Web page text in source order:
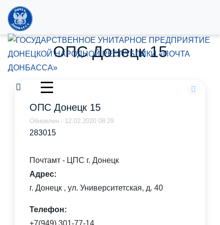
ОПС Донецк 15
ОПС Донецк 15
Обновлен - 12.02.2020 08:29
283015
Почтамт - ЦПС г. Донецк
Адрес:
г. Донецк , ул. Университетская, д. 40
Телефон:
+7(949) 301-77-14